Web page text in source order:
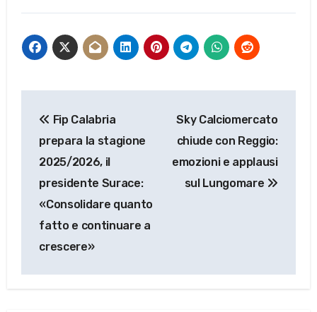
articoli
Fip Calabria
prepara la stagione
2025/2026, il
presidente Surace:
«Consolidare quanto
fatto e continuare a
crescere»
Sky Calciomercato
chiude con Reggio:
emozioni e applausi
sul Lungomare